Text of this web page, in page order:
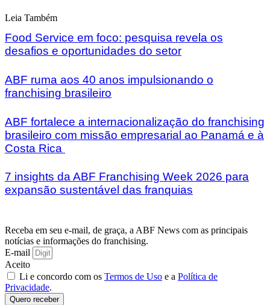
Leia Também
Food Service em foco: pesquisa revela os
desafios e oportunidades do setor
ABF ruma aos 40 anos impulsionando o
franchising brasileiro
ABF fortalece a internacionalização do franchising
brasileiro com missão empresarial ao Panamá e à
Costa Rica
7 insights da ABF Franchising Week 2026 para
expansão sustentável das franquias
Receba em seu e-mail, de graça, a ABF News com as principais
notícias e informações do franchising.
E-mail
Aceito
Li e concordo com os Termos de Uso e a Política de
Privacidade.
Quero receber